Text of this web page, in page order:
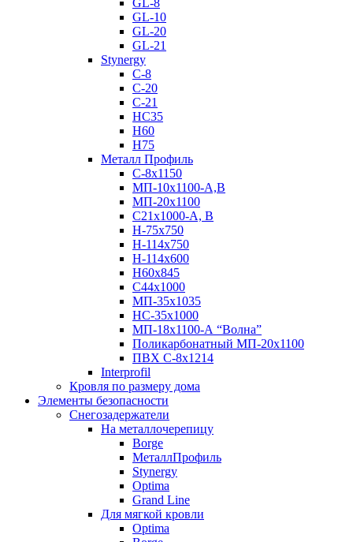
GL-8
GL-10
GL-20
GL-21
Stynergy
C-8
C-20
C-21
НС35
Н60
H75
Металл Профиль
С-8х1150
МП-10x1100-А,В
МП-20х1100
С21х1000-А, В
H-75х750
Н-114х750
Н-114х600
Н60х845
С44х1000
МП-35х1035
НС-35х1000
МП-18х1100-А “Волна”
Поликарбонатный МП-20х1100
ПВХ С-8х1214
Interprofil
Кровля по размеру дома
Элементы безопасности
Снегозадержатели
На металлочерепицу
Borge
МеталлПрофиль
Stynergy
Optima
Grand Line
Для мягкой кровли
Optima